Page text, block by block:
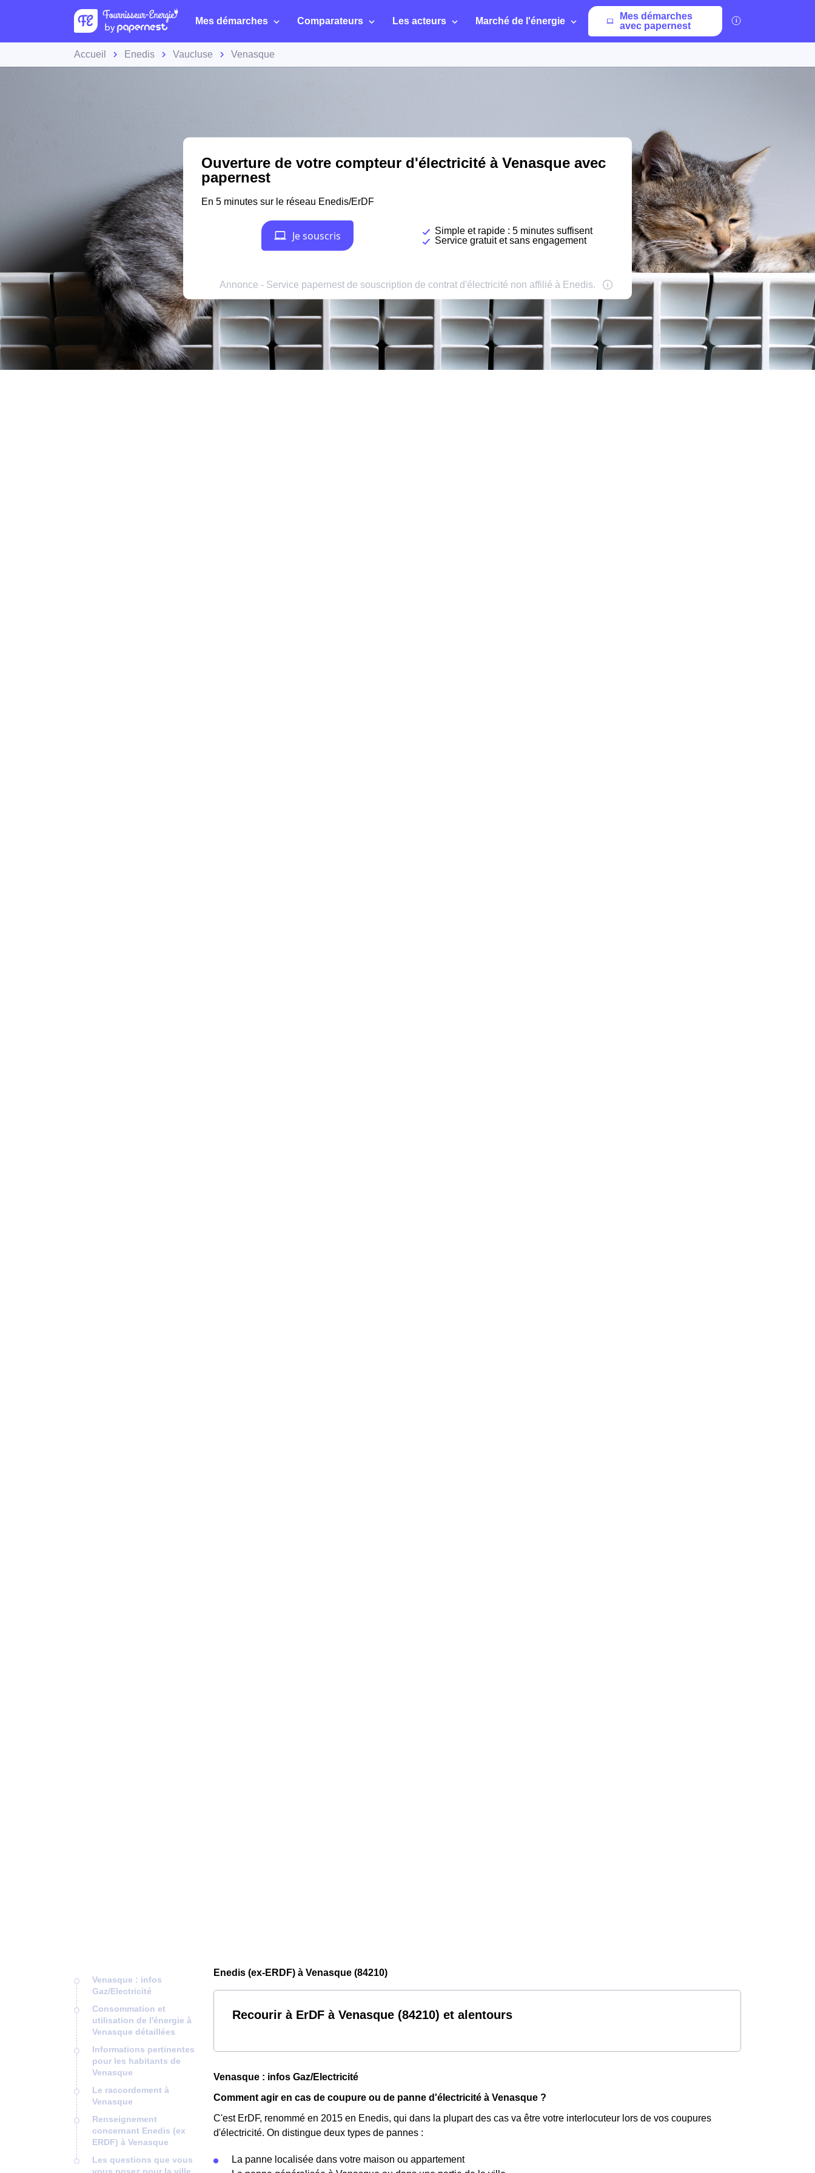
Mes démarches Comparateurs Les acteurs Marché de l'énergie
Mes démarches
avec papernest
Accueil Enedis Vaucluse Venasque
Venasque : infos
Gaz/Electricité
Consommation et
utilisation de l'énergie à
Venasque détaillées
Informations pertinentes
pour les habitants de
Venasque
Le raccordement à
Venasque
Renseignement
concernant Enedis (ex
ERDF) à Venasque
Les questions que vous
Enedis (ex-ERDF) à Venasque (84210)
Recourir à ErDF à Venasque (84210) et alentours
Venasque : infos Gaz/Electricité
Comment agir en cas de coupure ou de panne d'électricité à Venasque ?
C'est ErDF, renommé en 2015 en Enedis, qui dans la plupart des cas va être votre interlocuteur lors de vos coupures
d'électricité. On distingue deux types de pannes :
La panne localisée dans votre maison ou appartement